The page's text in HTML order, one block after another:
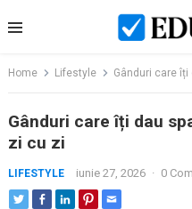
to
Home Lifestyle Gânduri care
Gânduri care îți dau
zi cu zi
LIFESTYLE iunie 27, 2026 · 0